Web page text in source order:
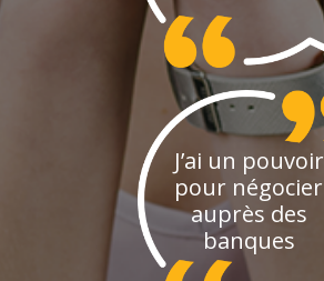
J’ai un pouvoir
pour négocier
auprès des
banques